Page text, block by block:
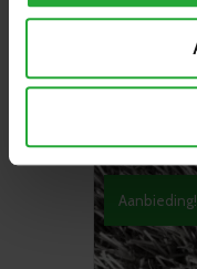
Aanbieding!